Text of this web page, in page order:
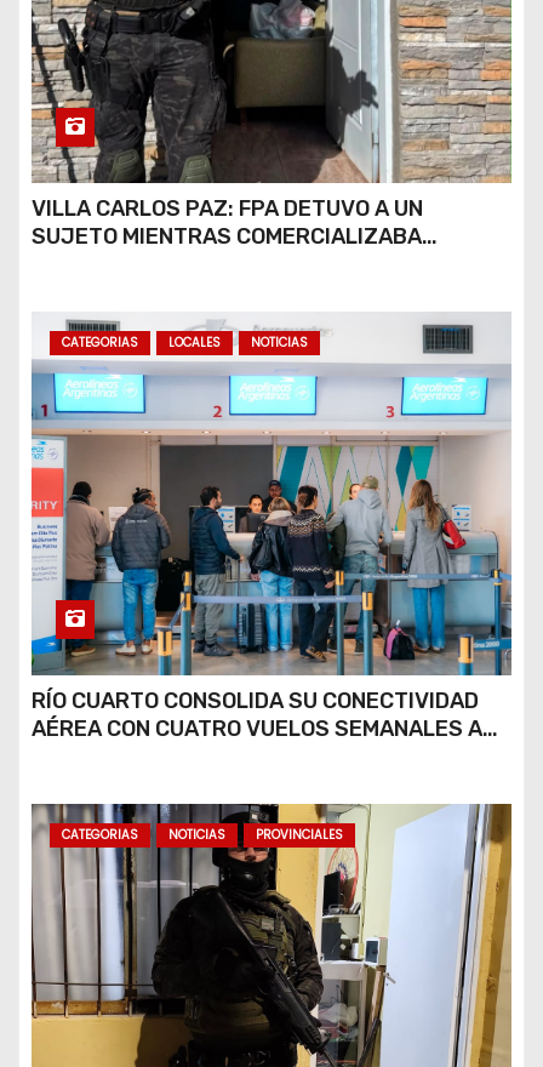
VILLA CARLOS PAZ: FPA DETUVO A UN
SUJETO MIENTRAS COMERCIALIZABA
CATEGORIAS LOCALES NOTICIAS
RÍO CUARTO CONSOLIDA SU CONECTIVIDAD
AÉREA CON CUATRO VUELOS SEMANALES A
CATEGORIAS NOTICIAS PROVINCIALES